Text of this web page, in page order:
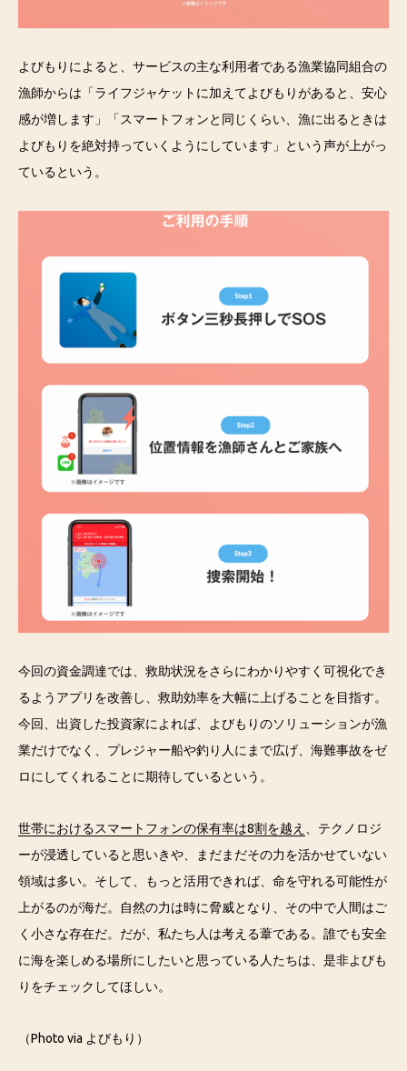
よびもりによると、サービスの主な利用者である漁業協同組合の
漁師からは「ライフジャケットに加えてよびもりがあると、安心
感が増します」「スマートフォンと同じくらい、漁に出るときは
よびもりを絶対持っていくようにしています」という声が上がっ
ているという。
今回の資金調達では、救助状況をさらにわかりやすく可視化でき
るようアプリを改善し、救助効率を大幅に上げることを目指す。
今回、出資した投資家によれば、よびもりのソリューションが漁
業だけでなく、プレジャー船や釣り人にまで広げ、海難事故をゼ
ロにしてくれることに期待しているという。
世帯におけるスマートフォンの保有率は8割を越え
、テクノロジ
ーが浸透していると思いきや、まだまだその力を活かせていない
領域は多い。そして、もっと活用できれば、命を守れる可能性が
上がるのが海だ。自然の力は時に脅威となり、その中で人間はご
く小さな存在だ。だが、私たち人は考える葦である。誰でも安全
に海を楽しめる場所にしたいと思っている人たちは、是非よびも
りをチェックしてほしい。
（Photo via よびもり）